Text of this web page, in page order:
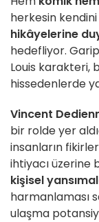
herkesin
hikâyelerine
hedefliyor.
Louis karakteri,
hissedenlerde
Vincent
bir rolde yer
insanların
ihtiyacı üzerine
kişisel
harmanlaması
ulaşma